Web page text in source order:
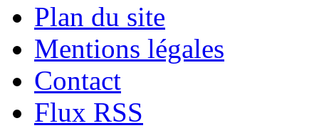
Plan du site
Mentions légales
Contact
Flux RSS